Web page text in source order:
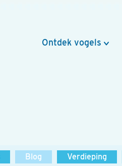
Ontdek vogels
Blog Verdieping